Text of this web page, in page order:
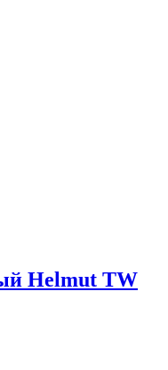
Helmut TW